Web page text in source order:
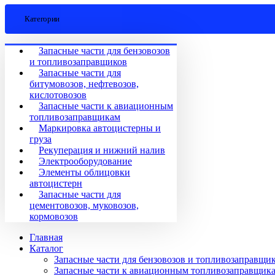
Категории
Запасные части для бензовозов
и топливозаправщиков
Запасные части для
битумовозов, нефтевозов,
кислотовозов
Запасные части к авиационным
топливозаправщикам
Маркировка автоцистерны и
груза
Рекуперация и нижний налив
Электрооборудование
Элементы облицовки
автоцистерн
Запасные части для
цементовозов, муковозов,
кормовозов
Главная
Каталог
Запасные части для бензовозов и
Запасные части к авиационным